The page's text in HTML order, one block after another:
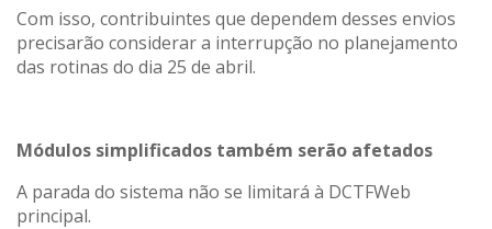
Com isso, contribuintes que dependem desses envios
precisarão considerar a interrupção no planejamento
das rotinas do dia 25 de abril.
Módulos simplificados também serão afetados
A parada do sistema não se limitará à DCTFWeb
principal.